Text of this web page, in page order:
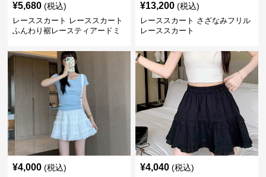
¥5,680 (税込)
レーススカート レーススカート
ふんわり裾レースティアードミ
¥13,200 (税込)
レーススカート さざなみフリル
レーススカート
¥4,000 (税込) ¥4,040 (税込)